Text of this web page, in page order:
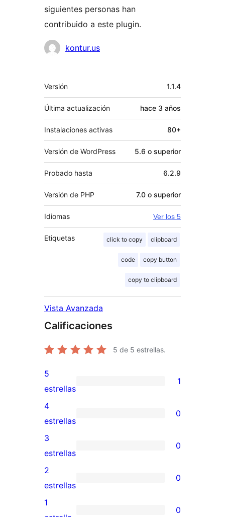
siguientes personas han
contribuido a este plugin.
Colaboradores
kontur.us
Meta
Versión 1.1.4
Última actualización hace 3 años
Instalaciones activas 80+
Versión de WordPress 5.6 o superior
Probado hasta 6.2.9
Versión de PHP 7.0 o superior
Idiomas Ver los 5
Etiquetas click to copy clipboard
code copy button
copy to clipboard
Vista Avanzada
Calificaciones
5 de 5 estrellas.
1
valoración
de
5
estrellas
5
estrellas
1
0
valoraciones
de
4
estrellas
4
estrellas
0
0
valoraciones
de
3
estrellas
3
estrellas
0
0
valoraciones
de
2
estrellas
0
1
0